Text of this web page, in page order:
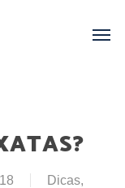
Dicas,